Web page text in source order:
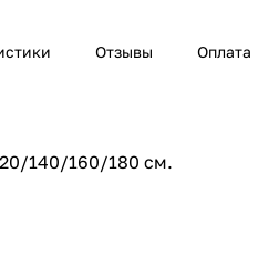
Отзывы Оплата
140/160/180 см.